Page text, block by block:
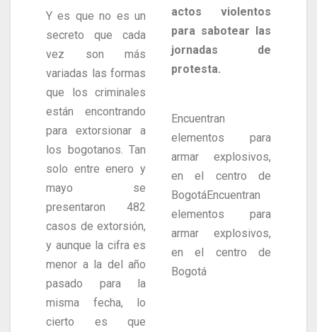
Y es que no es un
secreto que cada
vez son más
variadas las formas
que los criminales
están encontrando
para extorsionar a
los bogotanos. Tan
solo entre enero y
mayo se
presentaron 482
casos de extorsión,
y aunque la cifra es
menor a la del año
pasado para la
misma fecha, lo
cierto es que
actos violentos
para sabotear las
jornadas de
protesta.
Encuentran
elementos para
armar explosivos,
en el centro de
BogotáEncuentran
elementos para
armar explosivos,
en el centro de
Bogotá